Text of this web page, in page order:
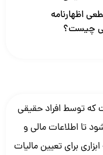
اظهارنامه
چیست؟
که توسط افراد حقیقی
تا اطلاعات مالی و
برای تعیین مالیات